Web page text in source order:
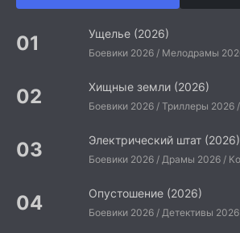
Ущелье (2026)
Хищные земли (2026)
Электрический штат (2026)
Опустошение (2026)